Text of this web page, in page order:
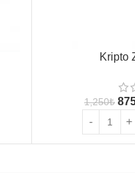
Kripto
1,250₺